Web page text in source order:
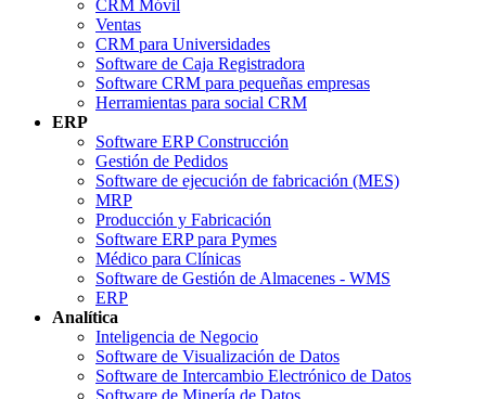
CRM Móvil
Ventas
CRM para Universidades
Software de Caja Registradora
Software CRM para pequeñas empresas
Herramientas para social CRM
ERP
Software ERP Construcción
Gestión de Pedidos
Software de ejecución de fabricación (MES)
MRP
Producción y Fabricación
Software ERP para Pymes
Médico para Clínicas
Software de Gestión de Almacenes - WMS
ERP
Analítica
Inteligencia de Negocio
Software de Visualización de Datos
Software de Intercambio Electrónico de Datos
Software de Minería de Datos